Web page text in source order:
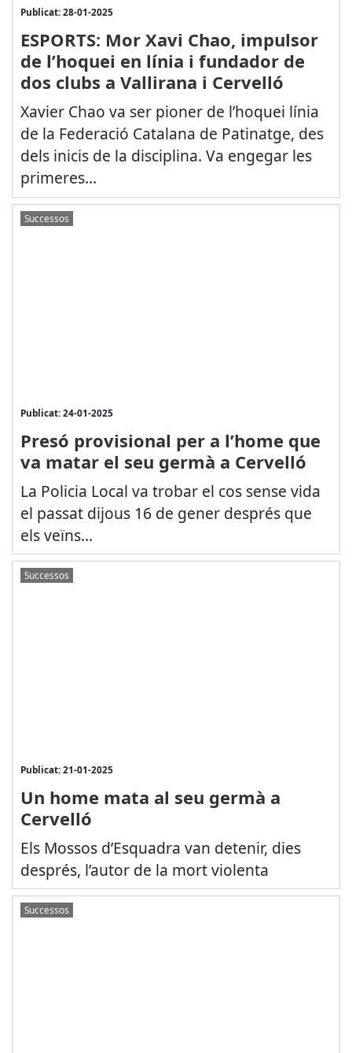
Publicat: 28-01-2025
ESPORTS: Mor Xavi Chao, impulsor
de l’hoquei en línia i fundador de
dos clubs a Vallirana i Cervelló
Xavier Chao va ser pioner de l’hoquei línia
de la Federació Catalana de Patinatge, des
dels inicis de la disciplina. Va engegar les
primeres...
Successos
Publicat: 24-01-2025
Presó provisional per a l’home que
va matar el seu germà a Cervelló
La Policia Local va trobar el cos sense vida
el passat dijous 16 de gener després que
els veïns...
Successos
Publicat: 21-01-2025
Un home mata al seu germà a
Cervelló
Els Mossos d’Esquadra van detenir, dies
després, l’autor de la mort violenta
Successos